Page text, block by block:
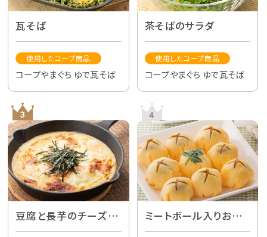
瓦そば
使用したコープ商品
コープやまぐち ゆで瓦そば
茶そばのサラダ
使用したコープ商品
コープやまぐち ゆで瓦そば
豆腐と長芋のチーズ焼
き
ミートボール入りおに
ぎり